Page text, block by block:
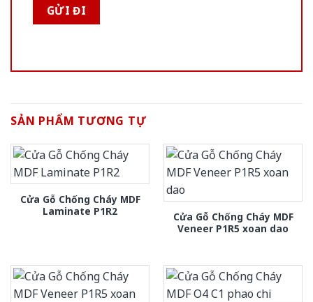
SẢN PHẨM TƯƠNG TỰ
Cửa Gỗ Chống Cháy MDF
Laminate P1R2
Cửa Gỗ Chống Cháy MDF
Veneer P1R5 xoan dao